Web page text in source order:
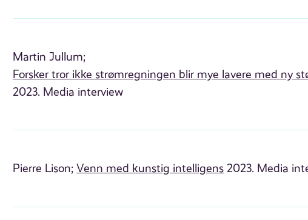
Martin Jullum;
Forsker tror ikke strømregningen blir mye lavere med ny
2023. Media interview
Pierre Lison; Venn med kunstig intelligens 2023. Media